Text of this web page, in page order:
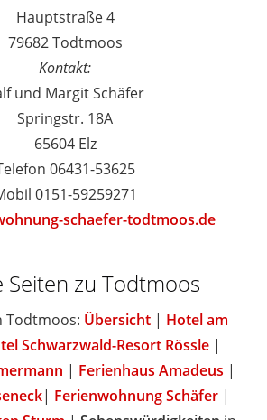
Hauptstraße 4
79682 Todtmoos
Kontakt:
und Margit Schäfer
Springstr. 18A
65604 Elz
06431-53625
0151-59259271
schaefer-todtmoos.de
Seiten zu Todtmoos
Todtmoos: Übersicht | Hotel am
Schwarzwald-Resort Rössle|
| Ferienhaus Amadeus |
| Ferienwohnung Schäfer |